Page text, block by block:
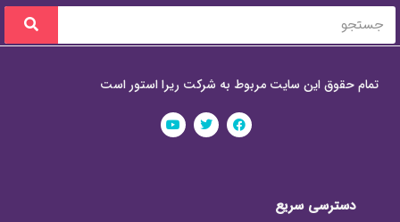
تمام حقوق این سایت مربوط به شرکت ریرا استور است
دسترسی سریع